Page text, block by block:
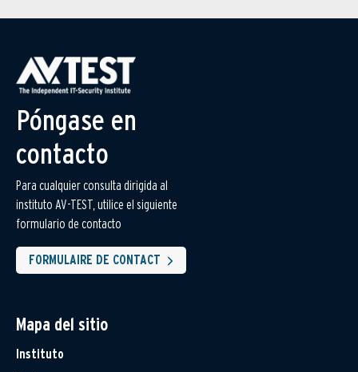
Póngase en
contacto
Para cualquier consulta dirigida al
instituto AV-TEST, utilice el siguiente
formulario de contacto
FORMULAIRE DE CONTACT
Mapa del sitio
Instituto